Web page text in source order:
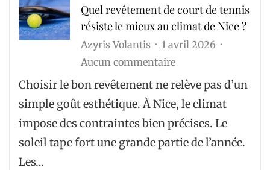
Quel revêtement de court de tennis
résiste le mieux au climat de Nice ?
Azyris Volantis
1 avril 2026
Aucun commentairesur
Quel
revêtement
de
court
de
Choisir le bon revêtement ne relève pas d’un
simple goût esthétique. À Nice, le climat
impose des contraintes bien précises. Le
soleil tape fort une grande partie de l’année.
Les…